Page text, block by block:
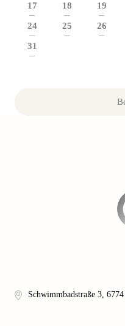
17
---
18
---
19
---
24
---
25
---
26
---
31
---
Schwimmbadstraße 3, 6774